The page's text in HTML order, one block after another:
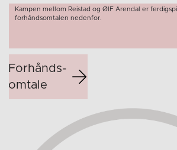
Kampen mellom Reistad og ØIF Arendal er
forhåndsomtalen nedenfor.
Forhånds­
omtale